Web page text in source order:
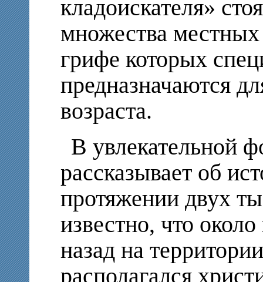
кладоискателя»
множества
грифе которых
предназначаются
возраста.
В увлекательной
рассказывает об
протяжении двух
известно, что
назад на
располагался